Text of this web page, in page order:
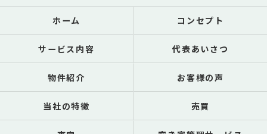
ホーム コンセプト
サービス内容 代表あいさつ
物件紹介 お客様の声
当社の特徴 売買